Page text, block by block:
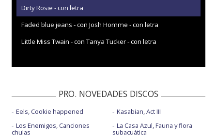
Dirty Rosie - con letra
Faded blue jeans - con Josh Homme - con letra
Little Miss Twain - con Tanya Tucker - con letra
PRO. NOVEDADES DISCOS
Eels, Cookie happened
Los Enemigos, Canciones
chulas
Kasabian, Act III
La Casa Azul, Fauna y flora
subacuática